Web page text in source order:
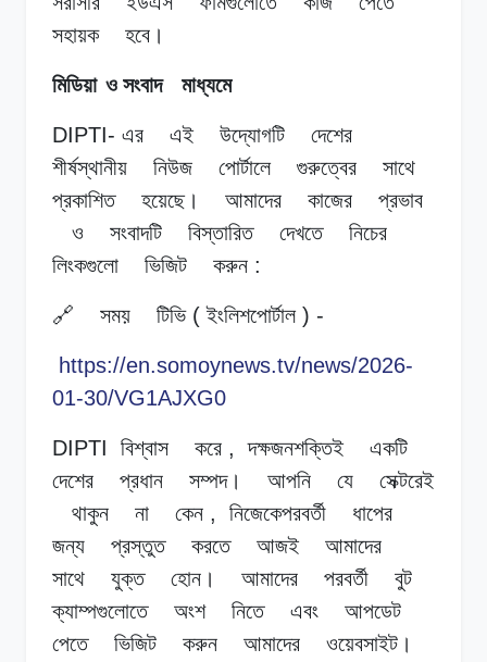
সহায়ক
হবে।
মিডিয়া ও সংবাদ মাধ্যমে
DIPTI- এর এই উদ্যোগটি
দেশের
শীর্ষস্থানীয়
নিউজ পোর্টালে গুরুত্বের
সাথে
প্রকাশিত
হয়েছে। আমাদের কাজের
প্রভাব
ও
সংবাদটি বিস্তারিত দেখতে
নিচের
লিংকগুলো
ভিজিট করুন :
🔗 সময় টিভি ( ইংলিশপোর্টাল ) -
https://en.somoynews.tv/news/2026-
01-30/VG1AJXG0
DIPTI বিশ্বাস করে , দক্ষজনশক্তিই
একটি
দেশের
প্রধান সম্পদ। আপনি যে
সেক্টরেই
থাকুন
না কেন , নিজেকেপরবর্তী
ধাপের
জন্য
প্রস্তুত করতে আজই
আমাদের
সাথে
যুক্ত হোন। আমাদের পরবর্তী
বুট
ক্যাম্পগুলোতে
অংশ নিতে এবং
আপডেট
পেতে
ভিজিট করুন আমাদের ওয়েবসাইট।